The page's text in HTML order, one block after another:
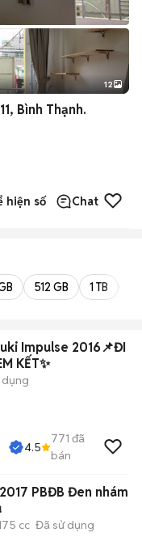
+2
12
Bình Thạnh.
hiện số Chat
512 GB 1 TB
Impulse 2016📌ĐI
KẾT✨
4.5
771 đã
bán
PBĐB Đen nhám
cc Đã sử dụng